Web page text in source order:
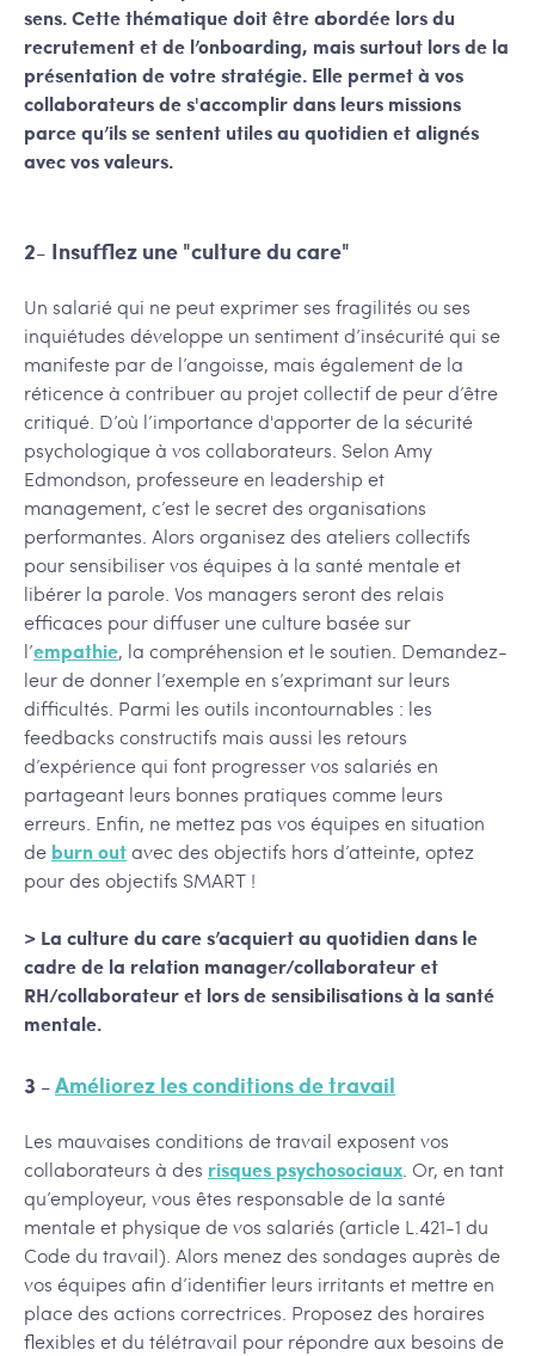
sens. Cette thématique doit être abordée lors du
recrutement et de l’onboarding, mais surtout lors de la
présentation de votre stratégie. Elle permet à vos
collaborateurs de s'accomplir dans leurs missions
parce qu’ils se sentent utiles au quotidien et alignés
avec vos valeurs.
2- Insufflez une "culture du care"
Un salarié qui ne peut exprimer ses fragilités ou ses
inquiétudes développe un sentiment d’insécurité qui se
manifeste par de l’angoisse, mais également de la
réticence à contribuer au projet collectif de peur d’être
critiqué. D’où l’importance d'apporter de la sécurité
psychologique à vos collaborateurs. Selon Amy
Edmondson, professeure en leadership et
management, c’est le secret des organisations
performantes. Alors organisez des ateliers collectifs
pour sensibiliser vos équipes à la santé mentale et
libérer la parole. Vos managers seront des relais
efficaces pour diffuser une culture basée sur
l’empathie, la compréhension et le soutien. Demandez-
leur de donner l’exemple en s’exprimant sur leurs
difficultés. Parmi les outils incontournables : les
feedbacks constructifs mais aussi les retours
d’expérience qui font progresser vos salariés en
partageant leurs bonnes pratiques comme leurs
erreurs. Enfin, ne mettez pas vos équipes en situation
de burn outavec des objectifs hors d’atteinte, optez
pour des objectifs SMART !
> La culture du care s’acquiert au quotidien dans le
cadre de la relation manager/collaborateur et
RH/collaborateur et lors de sensibilisations à la santé
mentale.
3 -Améliorez les conditions de travail
Les mauvaises conditions de travail exposent vos
collaborateurs à des risques psychosociaux. Or, en tant
qu’employeur, vous êtes responsable de la santé
mentale et physique de vos salariés (article L.421-1 du
Code du travail). Alors menez des sondages auprès de
vos équipes afin d’identifier leurs irritants et mettre en
place des actions correctrices. Proposez des horaires
flexibles et du télétravail pour répondre aux besoins de